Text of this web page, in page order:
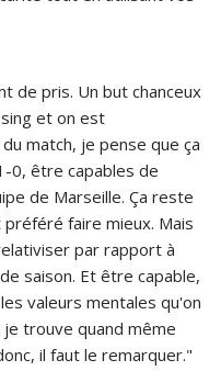
de pris. Un but chanceux
et on est
match, je pense que ça
0, être capables de
de Marseille. Ça reste
faire mieux. Mais
par rapport à
saison. Et être capable,
valeurs mentales qu'on
trouve quand même
il faut le remarquer."